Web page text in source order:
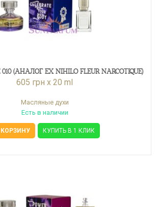
010 (АНАЛОГ EX NIHILO FLEUR NARCOTIQUE)
605 грн x 20 ml
Масляные духи
Есть в наличии
КОРЗИНУ КУПИТЬ В 1 КЛИК